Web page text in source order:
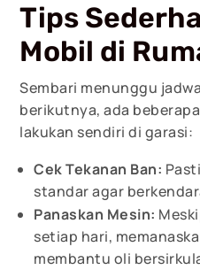
Tips
Mobil di
Sembari menunggu
berikutnya, ada
lakukan sendiri di garasi:
Cek Tekanan Ban:
standar agar
Panaskan Mesin:
setiap hari,
membantu oli